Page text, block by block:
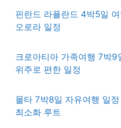
핀란드 라플란드 4박5일
오로라 일정
크로아티아 가족여행 7박
위주로 편한 일정
몰타 7박8일 자유여행 일
최소화 루트